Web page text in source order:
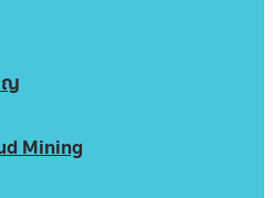
ญ
Mining